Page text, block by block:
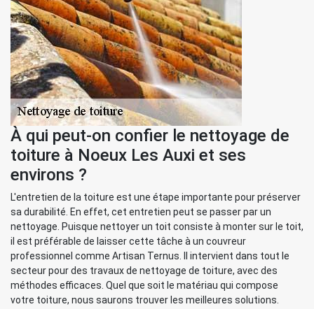
À qui peut-on confier le nettoyage de
toiture à Noeux Les Auxi et ses
environs ?
L'entretien de la toiture est une étape importante pour préserver
sa durabilité. En effet, cet entretien peut se passer par un
nettoyage. Puisque nettoyer un toit consiste à monter sur le toit,
il est préférable de laisser cette tâche à un couvreur
professionnel comme Artisan Ternus. Il intervient dans tout le
secteur pour des travaux de nettoyage de toiture, avec des
méthodes efficaces. Quel que soit le matériau qui compose
votre toiture, nous saurons trouver les meilleures solutions.